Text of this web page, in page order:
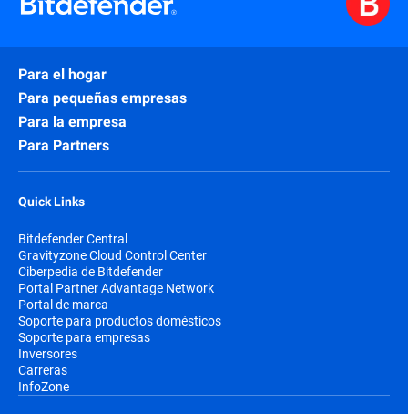
Para el hogar
Para pequeñas empresas
Para la empresa
Para Partners
Quick Links
Bitdefender Central
Gravityzone Cloud Control Center
Ciberpedia de Bitdefender
Portal Partner Advantage Network
Portal de marca
Soporte para productos domésticos
Soporte para empresas
Inversores
Carreras
InfoZone